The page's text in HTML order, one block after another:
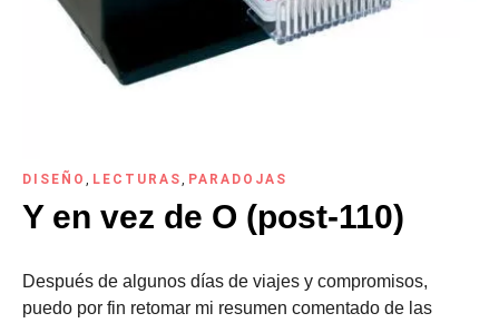
DISEÑO , LECTURAS, PARADOJAS
Y en vez de O (post-110)
Después de algunos días de viajes y compromisos,
puedo por fin retomar mi resumen comentado de las